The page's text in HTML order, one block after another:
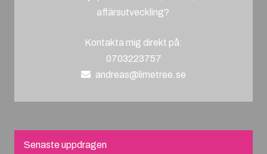
affärsutveckling?
Kontakta mig direkt på:
0703223757
andreas@limetree.se
Senaste uppdragen